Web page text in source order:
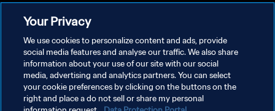
Your Privacy
We use cookies to personalize content and ads, provide
social media features and analyse our traffic. We also share
information about your use of our site with our social
media, advertising and analytics partners. You can select
your cookie preferences by clicking on the buttons on the
right and place a do not sell or share my personal